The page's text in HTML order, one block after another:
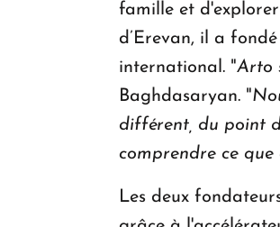
famille et
d’Erevan, il a
international. "Arto
Baghdasaryan. "
différent, du point
comprendre ce
Les deux